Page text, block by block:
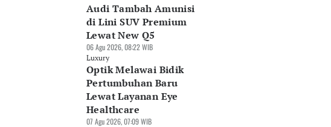
Audi Tambah Amunisi
di Lini SUV Premium
Lewat New Q5
06 Agu 2026, 08:22 WIB
Luxury
Optik Melawai Bidik
Pertumbuhan Baru
Lewat Layanan Eye
Healthcare
07 Agu 2026, 07:09 WIB